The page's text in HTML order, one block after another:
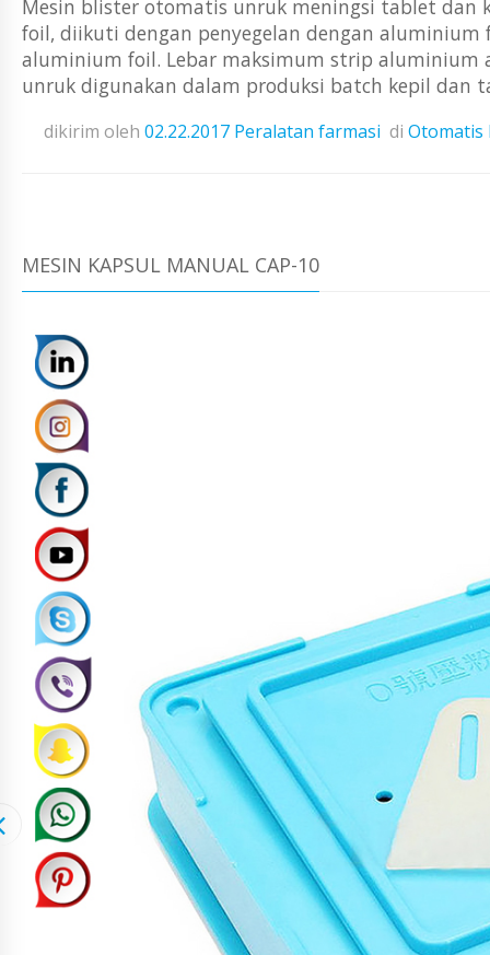
Mesin blister otomatis unruk meningsi tablet dan
foil, diikuti dengan penyegelan dengan
aluminium foil. Lebar maksimum strip aluminium
unruk digunakan dalam produksi batch kepil dan
dikirim oleh 02.22.2017 Peralatan farmasi di Otomatis
MESIN KAPSUL MANUAL CAP-10